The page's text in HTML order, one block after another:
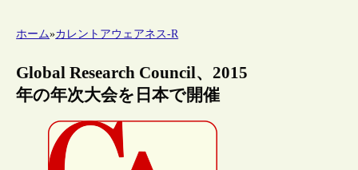
ホーム»カレントアウェアネス-R
Global Research Council、2015
年の年次大会を日本で開催